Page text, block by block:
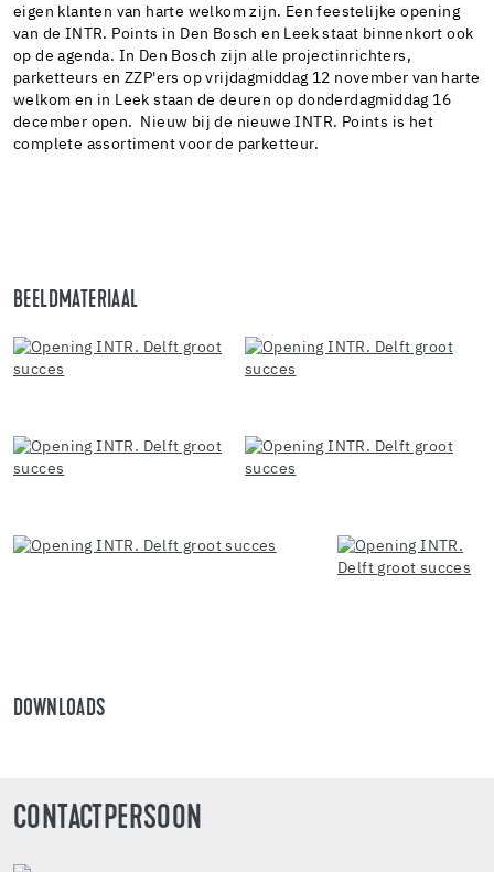
eigen klanten van harte welkom zijn. Een feestelijke opening
van de INTR. Points in Den Bosch en Leek staat binnenkort ook
op de agenda. In Den Bosch zijn alle projectinrichters,
parketteurs en ZZP'ers op vrijdagmiddag 12 november van harte
welkom en in Leek staan de deuren op donderdagmiddag 16
december open. Nieuw bij de nieuwe INTR. Points is het
complete assortiment voor de parketteur.
BEELDMATERIAAL
DOWNLOADS
CONTACTPERSOON